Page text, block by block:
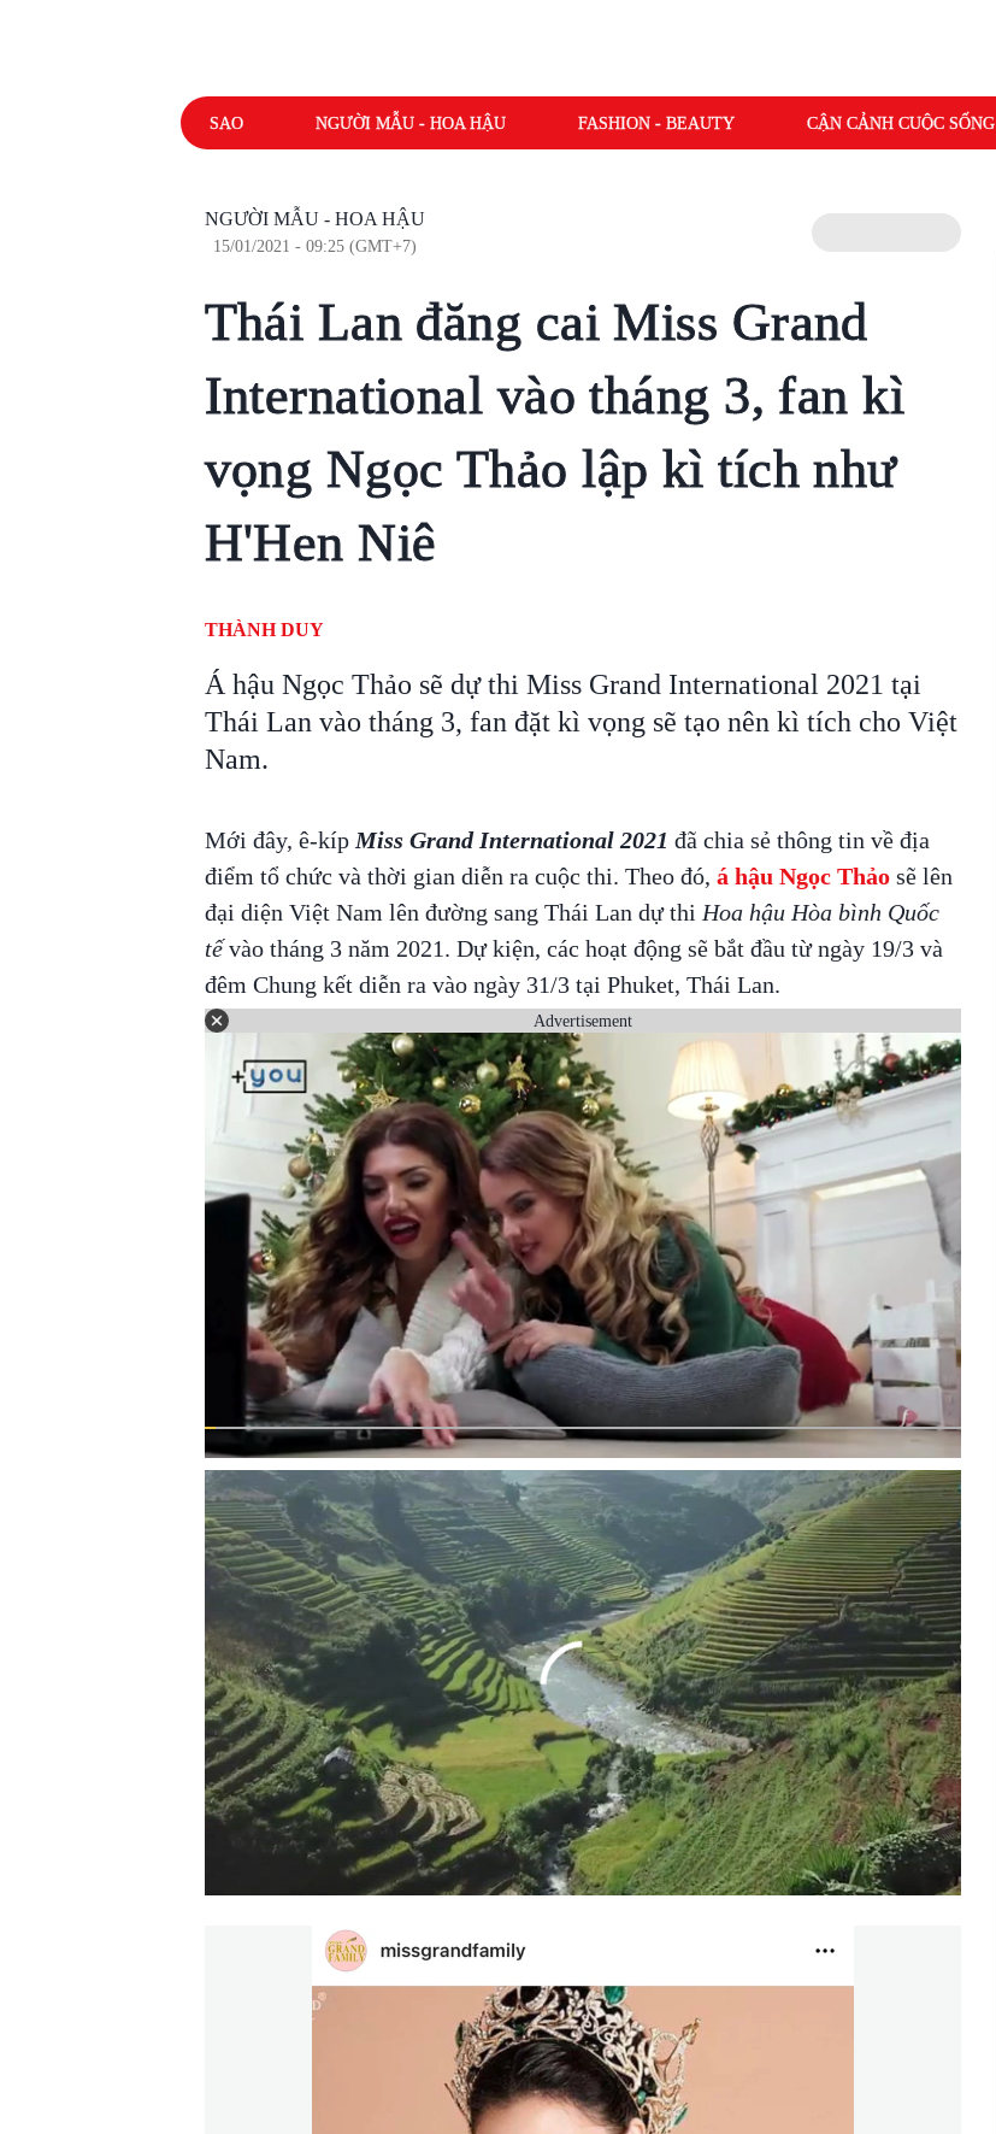
SAO NGƯỜI MẪU - HOA HẬU FASHION - BEAUTY CẬN CẢNH CUỘC SỐNG
NGƯỜI MẪU - HOA HẬU
15/01/2021 - 09:25 (GMT+7)
Thái Lan đăng cai Miss Grand
International vào tháng 3, fan kì
vọng Ngọc Thảo lập kì tích như
H'Hen Niê
THÀNH DUY
Á hậu Ngọc Thảo sẽ dự thi Miss Grand International 2021 tại
Thái Lan vào tháng 3, fan đặt kì vọng sẽ tạo nên kì tích cho Việt
Nam.
Mới đây, ê-kíp Miss Grand International 2021 đã chia sẻ thông tin về địa
điểm tổ chức và thời gian diễn ra cuộc thi. Theo đó, á hậu Ngọc Thảosẽ lên
đại diện Việt Nam lên đường sang Thái Lan dự thi Hoa hậu Hòa bình Quốc
tếvào tháng 3 năm 2021. Dự kiện, các hoạt động sẽ bắt đầu từ ngày 19/3 và
đêm Chung kết diễn ra vào ngày 31/3 tại Phuket, Thái Lan.
Advertisement
00:56 VIETNAM MOUNTAINS HLS